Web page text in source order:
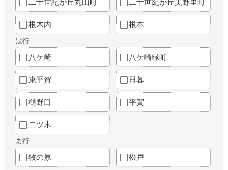
二十世紀が丘丸山町 二十世紀が丘美野里町
根木内 根本
は行
八ケ崎 八ケ崎緑町
東平賀 日暮
樋野口 平賀
二ツ木
ま行
牧の原 松戸